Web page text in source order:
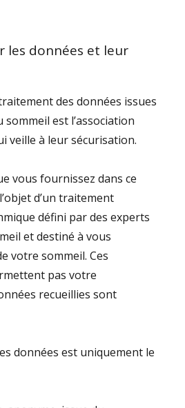
les données et leur
des données issues
est l’association
veille à leur sécurisation.
vous fournissez dans ce
d’un traitement
défini par des experts
et destiné à vous
votre sommeil. Ces
pas votre
recueillies sont
données est uniquement le